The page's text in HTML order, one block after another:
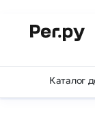
Каталог